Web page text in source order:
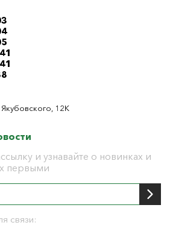
Якубовского, 12К
и узнавайте о новинках и
первыми
связи: